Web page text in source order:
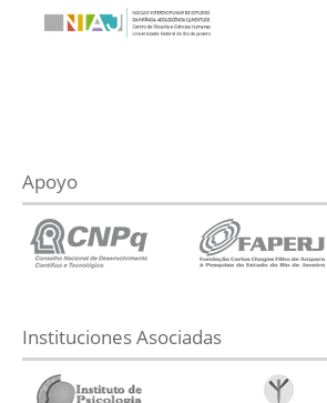
Apoyo
Instituciones Asociadas